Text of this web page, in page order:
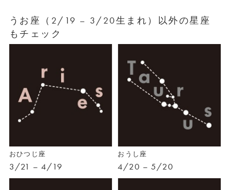
うお座（2/19 – 3/20生まれ）以外の星座
もチェック
おひつじ座
3/21 – 4/19
おうし座
4/20 – 5/20